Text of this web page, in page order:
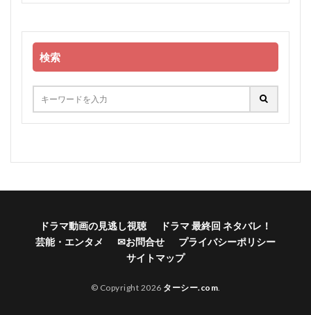
検索
ドラマ動画の見逃し視聴
ドラマ 最終回 ネタバレ！
芸能・エンタメ
✉お問合せ
プライバシーポリシー
サイトマップ
© Copyright 2026 ターシー.com.